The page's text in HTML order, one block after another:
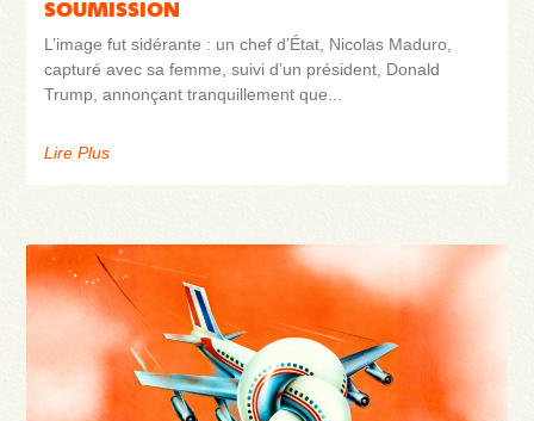
SOUMISSION
L’image fut sidérante : un chef d’État, Nicolas Maduro,
capturé avec sa femme, suivi d’un président, Donald
Trump, annonçant tranquillement que
Lire Plus